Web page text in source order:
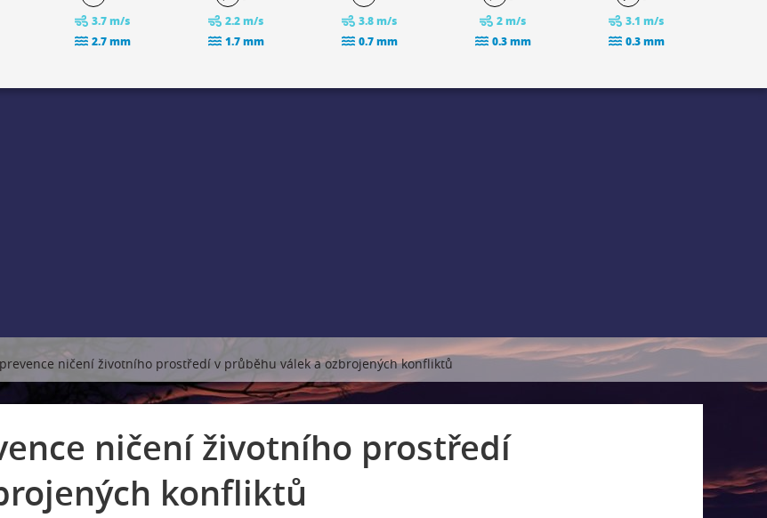
3.7 m/s
2.7 mm
2.2 m/s
1.7 mm
3.8 m/s
0.7 mm
2 m/s
0.3 mm
3.1 m/s
0.3 mm
ničení životního prostředí v průběhu válek a ozbrojených konfliktů
ničení životního prostředí
konfliktů